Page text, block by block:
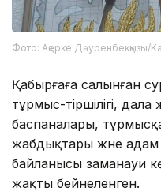
Фото: Ақерке Дәуренбекқызы/
Қабырғаға салынған
тұрмыс-тіршілігі,
баспаналары,
жабдықтары және
байланысы заманауи
жақты бейнеленген.